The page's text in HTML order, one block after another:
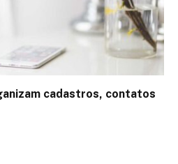
cadastros, contatos